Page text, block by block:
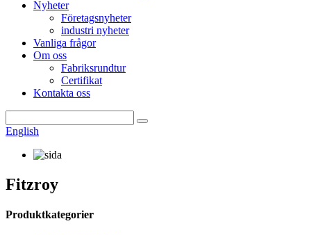
Nyheter
Företagsnyheter
industri nyheter
Vanliga frågor
Om oss
Fabriksrundtur
Certifikat
Kontakta oss
English
Fitzroy
Produktkategorier